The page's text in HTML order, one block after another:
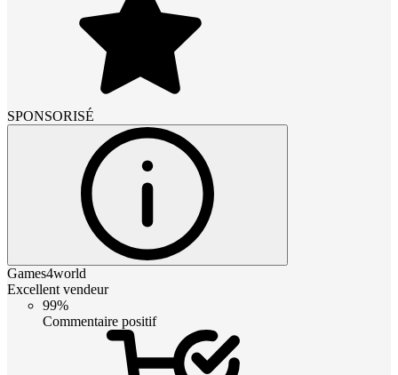
SPONSORISÉ
Games4world
Excellent vendeur
99%
Commentaire positif